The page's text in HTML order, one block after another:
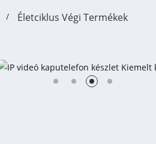
Életciklus Végi Termékek